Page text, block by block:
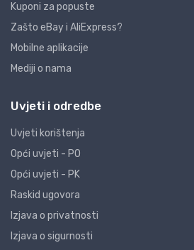
Kuponi za popuste
Zašto eBay i AliExpress?
Mobilne aplikacije
Mediji o nama
Uvjeti i odredbe
Uvjeti korištenja
Opći uvjeti - PO
Opći uvjeti - PK
Raskid ugovora
Izjava o privatnosti
Izjava o sigurnosti